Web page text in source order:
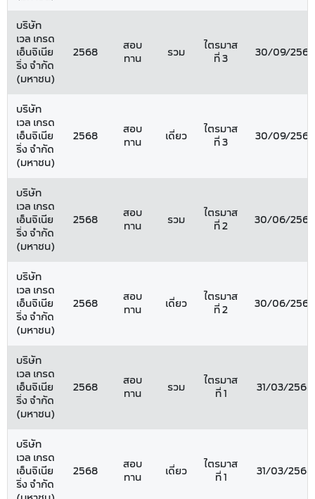
บริษัท
เวล เกรด
เอ็นจิเนีย
ริ่ง จำกัด
(มหาชน)
2568
สอบ
ทาน
รวม
ไตรมาส
ที่ 3
30/09/2568
บริษัท
เวล เกรด
เอ็นจิเนีย
ริ่ง จำกัด
(มหาชน)
2568
สอบ
ทาน
เดี่ยว
ไตรมาส
ที่ 3
30/09/2568
บริษัท
เวล เกรด
เอ็นจิเนีย
ริ่ง จำกัด
(มหาชน)
2568
สอบ
ทาน
รวม
ไตรมาส
ที่ 2
30/06/2568
บริษัท
เวล เกรด
เอ็นจิเนีย
ริ่ง จำกัด
(มหาชน)
2568
สอบ
ทาน
เดี่ยว
ไตรมาส
ที่ 2
30/06/2568
บริษัท
เวล เกรด
เอ็นจิเนีย
ริ่ง จำกัด
(มหาชน)
2568
สอบ
ทาน
รวม
ไตรมาส
ที่ 1
31/03/2568
บริษัท
เวล เกรด
เอ็นจิเนีย
ริ่ง จำกัด
2568
สอบ
ทาน
เดี่ยว
ไตรมาส
ที่ 1
31/03/2568